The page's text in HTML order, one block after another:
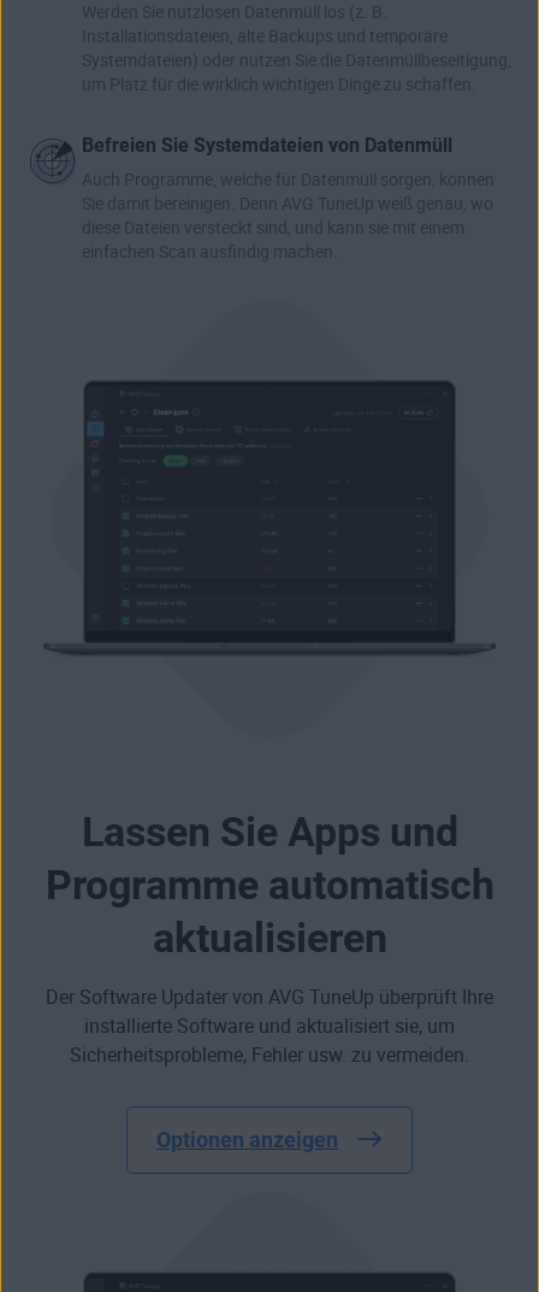
Werden Sie nutzlosen Datenmüll los (z. B.
Installationsdateien, alte Backups und temporäre
Systemdateien) oder nutzen Sie die Datenmüllbeseitigung,
um Platz für die wirklich wichtigen Dinge zu schaffen.
Befreien Sie Systemdateien von Datenmüll
Auch Programme, welche für Datenmüll sorgen, können
Sie damit bereinigen. Denn AVG TuneUp weiß genau, wo
diese Dateien versteckt sind, und kann sie mit einem
einfachen Scan ausfindig machen.
Lassen Sie Apps und
Programme automatisch
aktualisieren
Der Software Updater von AVG TuneUp überprüft Ihre
installierte Software und aktualisiert sie, um
Sicherheitsprobleme, Fehler usw. zu vermeiden.
Optionen anzeigen